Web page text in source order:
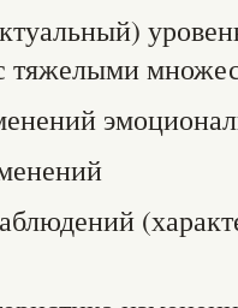
тяжелыми